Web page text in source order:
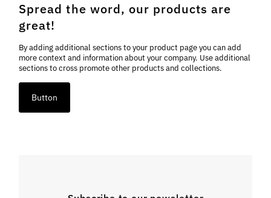
Spread the word, our products are
great!
By adding additional sections to your product page you can add
more context and information about your company. Use additional
sections to cross promote other products and collections.
Button